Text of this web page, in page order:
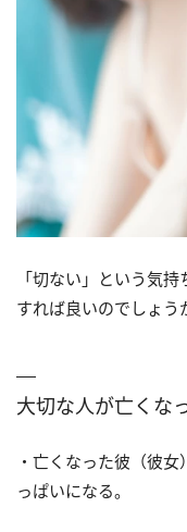
「切ない」という気
すれば良いのでしょう
大切な人が亡くな
・亡くなった彼（彼
っぱいになる。